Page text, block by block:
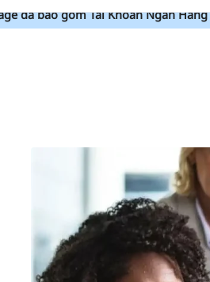
đã bao gồm Tài Khoản Ngân